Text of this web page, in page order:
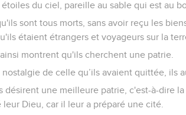
du ciel, pareille au sable qui est au
sont tous morts, sans avoir reçu les
étaient étrangers et voyageurs sur la
montrent qu'ils cherchent une patrie.
nostalgie de celle qu’ils avaient quittée, ils
désirent une meilleure patrie, c'est-à-dire
Dieu, car il leur a préparé une cité.